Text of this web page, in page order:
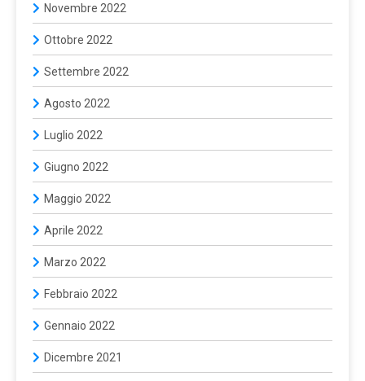
Novembre 2022
Ottobre 2022
Settembre 2022
Agosto 2022
Luglio 2022
Giugno 2022
Maggio 2022
Aprile 2022
Marzo 2022
Febbraio 2022
Gennaio 2022
Dicembre 2021